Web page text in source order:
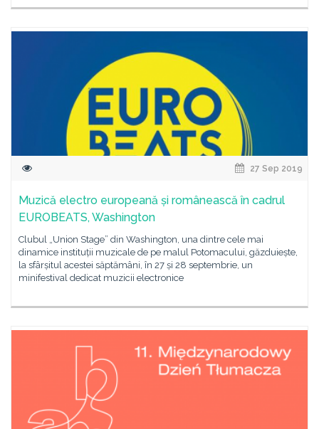
27 Sep 2019
Muzică electro europeană și românească în cadrul
EUROBEATS, Washington
Clubul „Union Stage” din Washington, una dintre cele mai
dinamice instituții muzicale de pe malul Potomacului, găzduiește,
la sfârșitul acestei săptămâni, în 27 și 28 septembrie, un
minifestival dedicat muzicii electronice